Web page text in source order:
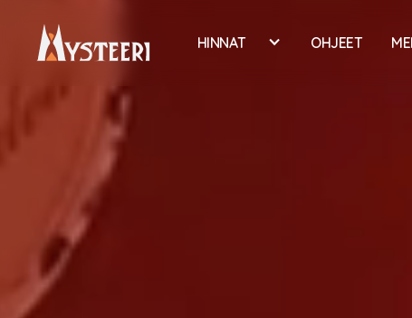
HINNAT OHJEET